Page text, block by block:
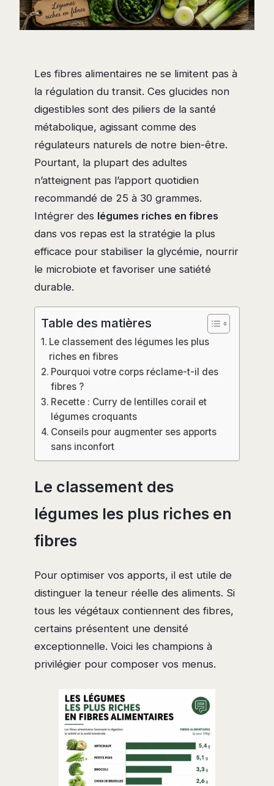
Les fibres alimentaires ne se limitent pas à
la régulation du transit. Ces glucides non
digestibles sont des piliers de la santé
métabolique, agissant comme des
régulateurs naturels de notre bien-être.
Pourtant, la plupart des adultes
n’atteignent pas l’apport quotidien
recommandé de 25 à 30 grammes.
Intégrer des légumes riches en fibres
dans vos repas est la stratégie la plus
efficace pour stabiliser la glycémie, nourrir
le microbiote et favoriser une satiété
durable.
Table des matières
Le classement des légumes les plus
riches en fibres
Pourquoi votre corps réclame-t-il des
fibres ?
Recette : Curry de lentilles corail et
légumes croquants
Conseils pour augmenter ses apports
sans inconfort
Le classement des
légumes les plus riches en
fibres
Pour optimiser vos apports, il est utile de
distinguer la teneur réelle des aliments. Si
tous les végétaux contiennent des fibres,
certains présentent une densité
exceptionnelle. Voici les champions à
privilégier pour composer vos menus.